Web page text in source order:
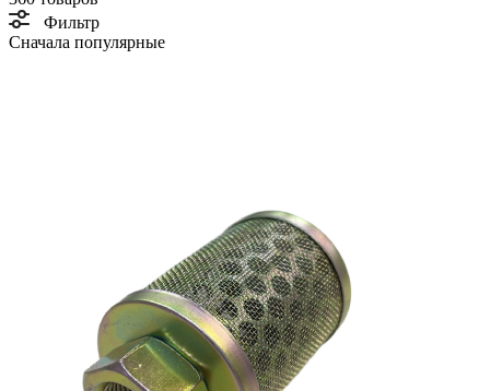
Фильтр
Сначала популярные